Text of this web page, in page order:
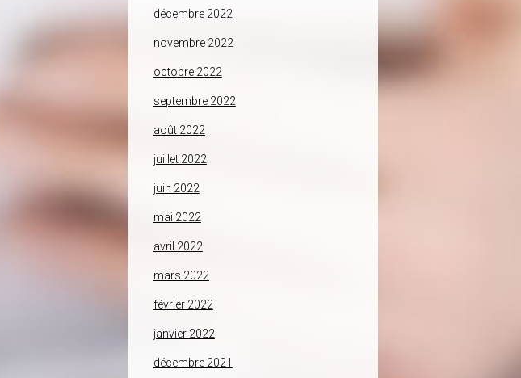
décembre 2022
novembre 2022
octobre 2022
septembre 2022
août 2022
juillet 2022
juin 2022
mai 2022
avril 2022
mars 2022
février 2022
janvier 2022
décembre 2021